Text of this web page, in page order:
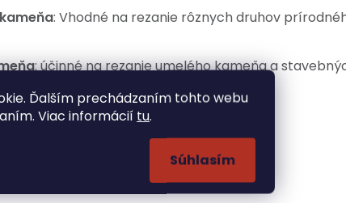
Ďalším prechádzaním tohto webu
Viac informácií tu.
Súhlasím
: Vhodné na rezanie rôznych druhov
: účinné na rezanie umelého kameňa a